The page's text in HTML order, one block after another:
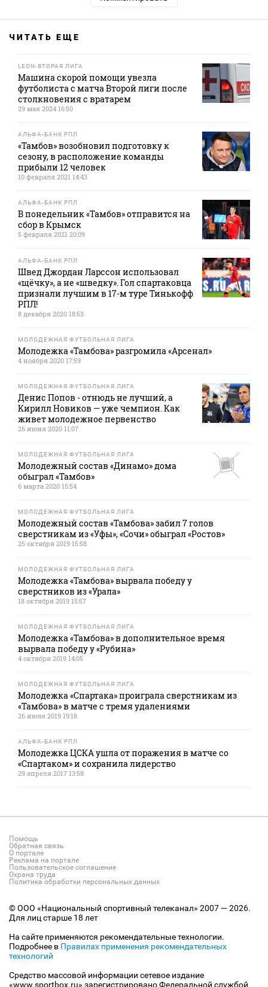
ЧИТАТЬ ЕЩЕ
LEON-ВТОРАЯ ЛИГА
Машина скорой помощи увезла
футболиста с матча Второй лиги после
столкновения с вратарем
29 мая 2024 16:50
АЛЬФА-БАНК РПЛ
«Тамбов» возобновил подготовку к
сезону, в расположение команды
прибыли 12 человек
10 февраля 2021 14:43
АЛЬФА-БАНК РПЛ
В понедельник «Тамбов» отправится на
сбор в Крымск
5 февраля 2021 20:09
АЛЬФА-БАНК РПЛ
Швед Джордан Ларссон использовал
«щёчку», а не «шведку». Гол спартаковца
признали лучшим в 17-м туре Тинькофф
РПЛ!
8 декабря 2020 18:53
МОЛОДЕЖНАЯ ФУТБОЛЬНАЯ ЛИГА
Молодежка «Тамбова» разгромила «Арсенал»
4 ноября 2020 17:59
МОЛОДЕЖНАЯ ФУТБОЛЬНАЯ ЛИГА
Денис Попов - отнюдь не лучший, а
Кирилл Новиков — уже чемпион. Как
живет молодежное первенство
26 июня 2020 11:07
МОЛОДЕЖНАЯ ФУТБОЛЬНАЯ ЛИГА
Молодежный состав «Динамо» дома
обыграл «Тамбов»
6 марта 2020 15:54
МОЛОДЕЖНАЯ ФУТБОЛЬНАЯ ЛИГА
Молодежный состав «Тамбова» забил 7 голов
сверстникам из «Уфы», «Сочи» обыграл «Ростов»
25 октября 2019 15:58
МОЛОДЕЖНАЯ ФУТБОЛЬНАЯ ЛИГА
Молодежка «Тамбова» вырвала победу у
сверстников из «Урала»
18 октября 2019 15:57
МОЛОДЕЖНАЯ ФУТБОЛЬНАЯ ЛИГА
Молодежка «Тамбова» в дополнительное время
вырвала победу у «Рубина»
4 октября 2019 14:05
МОЛОДЕЖНАЯ ФУТБОЛЬНАЯ ЛИГА
Молодежка «Спартака» проиграла сверстникам из
«Тамбова» в матче с тремя удалениями
26 июля 2019 19:18
АЛЬФА-БАНК РПЛ
Молодежка ЦСКА ушла от поражения в матче со
«Спартаком» и сохранила лидерство
29 апреля 2017 13:58
Помощь
Обратная связь
О портале
Реклама на портале
Пользовательское соглашение
Охрана труда
Политика обработки персональных данных
© ООО «Национальный спортивный телеканал» 2007 — 2026.
Для лиц старше 18 лет
На сайте применяются рекомендательные технологии.
Подробнее в Правилах применения рекомендательных
технологий
Средство массовой информации сетевое издание
«www.sportbox.ru» зарегистрировано Федеральной службой